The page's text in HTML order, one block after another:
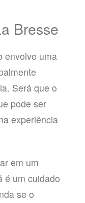
Bresse
envolve uma
Será que o
pode ser
experiência
em um
é um cuidado
se o